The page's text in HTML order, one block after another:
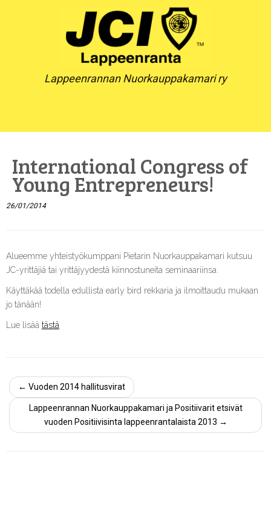
Lappeenrannan Nuorkauppakamari ry
International Congress of
Young Entrepreneurs!
26/01/2014
Alueemme yhteistyökumppani Pietarin Nuorkauppakamari kutsuu
JC-yrittäjiä tai yrittäjyydestä kiinnostuneita seminaariinsa.
Käyttäkää todella edullista early bird rekkaria ja ilmoittaudu mukaan
jo tänään!
Lue lisää tästä
← Vuoden 2014 hallitusvirat
Lappeenrannan Nuorkauppakamari ja Positiivarit etsivät
vuoden Positiivisinta lappeenrantalaista 2013 →